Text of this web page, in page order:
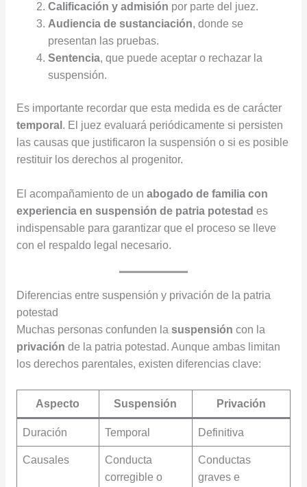
Calificación y admisión por parte del juez.
Audiencia de sustanciación, donde se
presentan las pruebas.
Sentencia, que puede aceptar o rechazar la
suspensión.
Es importante recordar que esta medida es de carácter
temporal . El juez evaluará periódicamente si persisten
las causas que justificaron la suspensión o si es posible
restituir los derechos al progenitor.
El acompañamiento de un abogado de familia con
experiencia en suspensión de patria potestad es
indispensable para garantizar que el proceso se lleve
con el respaldo legal necesario.
Diferencias entre suspensión y privación de la patria
potestad
Muchas personas confunden la suspensión con la
privación de la patria potestad. Aunque ambas limitan
los derechos parentales, existen diferencias clave:
Aspecto Suspensión Privación
Duración Temporal Definitiva
Causales
Conducta
corregible o
Conductas
graves e